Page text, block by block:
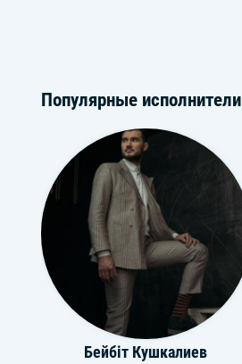
Популярные исполнители
Бейбіт Кушкалиев